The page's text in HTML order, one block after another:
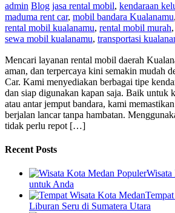
admin Blog jasa rental mobil, kendaraan
maduma rent car, mobil bandara Kualanamu,
rental mobil kualanamu, rental mobil murah,
sewa mobil kualanamu, transportasi
Mencari layanan rental mobil daerah
aman, dan terpercaya kini semakin mudah
Car. Kami menyediakan berbagai tipe
dan siap digunakan kapan saja. Baik untuk
atau antar jemput bandara, kami
berjalan lancar tanpa hambatan.
tidak perlu repot […]
Recent Posts
untuk Anda
Liburan Seru di Sumatera Utara